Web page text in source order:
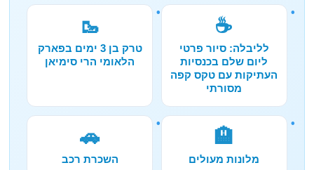
☕
לליבלה: סיור פרטי
ליום שלם בכנסיות
העתיקות עם טקס קפה
מסורתי
🥾
טרק בן 3 ימים בפארק
הלאומי הרי סימיאן
🏨
מלונות מעולים
🚗
השכרת רכב